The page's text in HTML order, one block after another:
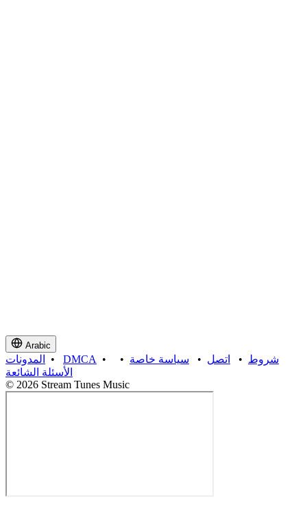
Arabic
المدونات • DMCA • شروط • اتصل • سياسة خاصة •
الأسئلة الشائعة
© 2026 Stream Tunes Music